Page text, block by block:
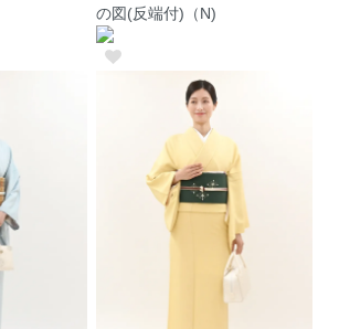
の図(反端付)（N)